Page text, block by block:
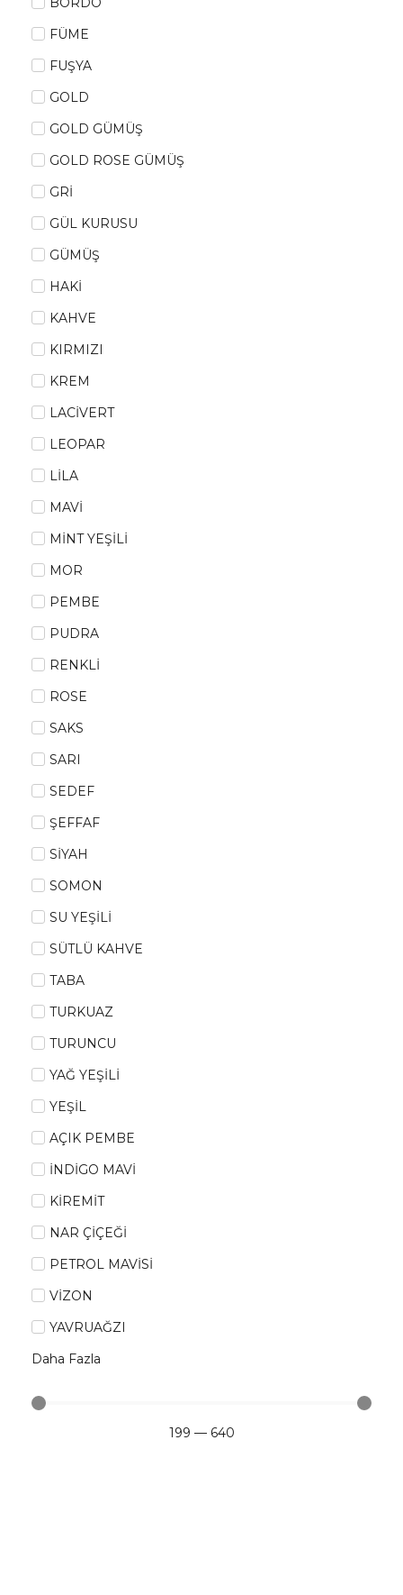
FÜME
FUŞYA
GOLD
GOLD GÜMÜŞ
GOLD ROSE GÜMÜŞ
GRİ
GÜL KURUSU
GÜMÜŞ
HAKİ
KAHVE
KIRMIZI
KREM
LACİVERT
LEOPAR
LİLA
MAVİ
MİNT YEŞİLİ
MOR
PEMBE
PUDRA
RENKLİ
ROSE
SAKS
SARI
SEDEF
ŞEFFAF
SİYAH
SOMON
SU YEŞİLİ
SÜTLÜ KAHVE
TABA
TURKUAZ
TURUNCU
YAĞ YEŞİLİ
YEŞİL
AÇIK PEMBE
İNDİGO MAVİ
KİREMİT
NAR ÇİÇEĞİ
PETROL MAVİSİ
VİZON
YAVRUAĞZI
Daha Fazla
199 — 640